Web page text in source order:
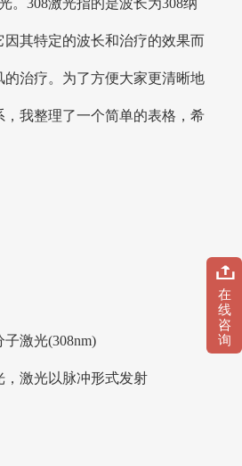
。308激光指的是波长为308纳
因其特定的波长和治疗的效果而
的治疗。为了方便大家更清晰地
，我整理了一个简单的表格，希
激光(308nm)
，激光以脉冲形式发射
在
线
咨
询